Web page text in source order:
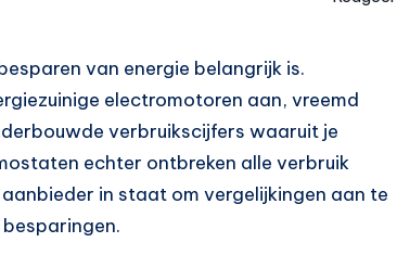
van energie belangrijk is.
electromotoren aan, vreemd
verbruikscijfers waaruit je
echter ontbreken alle verbruik
in staat om vergelijkingen aan te